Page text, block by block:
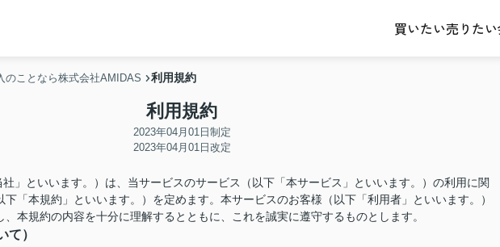
買いたい売りたい
のことなら株式会社AMIDAS 利用規約
利用規約
2023年04月01日制定
2023年04月01日改定
」といいます。）は、当サービスのサービス（以下「本サービス」といいます。）の利用に関
下「本規約」といいます。）を定めます。本サービスのお客様（以下「利用者」といいます。）
本規約の内容を十分に理解するとともに、これを誠実に遵守するものとします。
て）